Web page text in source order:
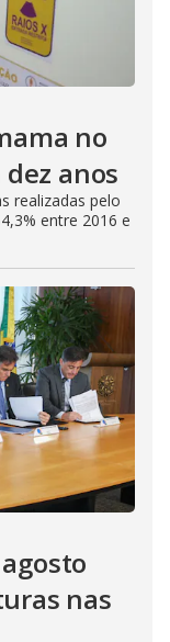
no
dez anos
realizadas pelo
entre 2016 e
nas